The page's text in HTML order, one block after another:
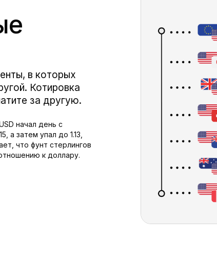
в которых
Котировка
за другую.
начал день с
а затем упал до 1.13,
что фунт стерлингов
к доллару.